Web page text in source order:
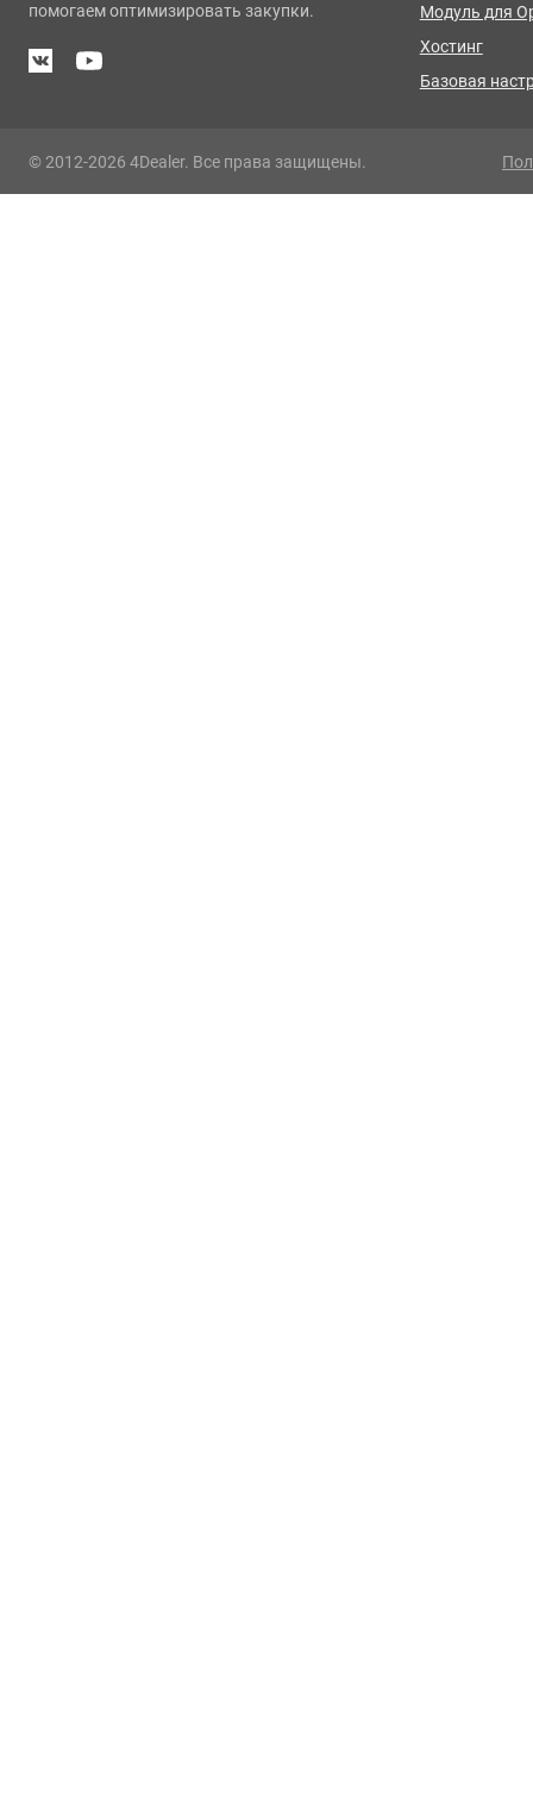
помогаем оптимизировать закупки.
Модуль для
Хостинг
Базовая
© 2012-2026 4Dealer. Все права защищены.